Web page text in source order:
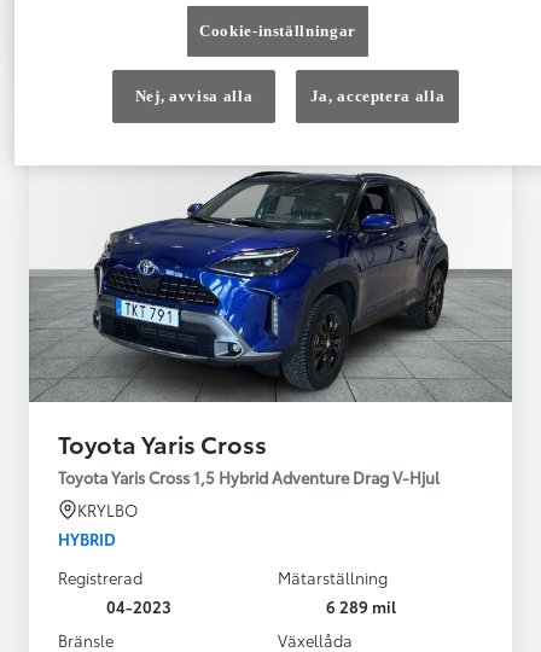
Kontakta återförsäljare
Toyota Yaris Cross
Toyota Yaris Cross 1,5 Hybrid Adventure Drag V-Hjul
KRYLBO
HYBRID
Registrerad
04-2023
Mätarställning
6 289 mil
Bränsle
Växellåda
Cookie-inställningar
Nej, avvisa alla Ja, acceptera alla